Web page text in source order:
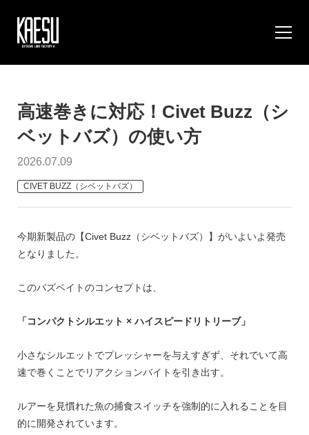
高速巻きに対応！Civet Buzz（シ
ベットバズ）の使い方
2026.07.09
CIVET BUZZ（シベットバズ）
今期新製品の【Civet Buzz（シベットバズ）】がいよいよ発売
となりました。
このバズベイトのコンセプトは、
「コンパクトシルエット × ハイスピードリトリーブ」
小さなシルエットでプレッシャーを与えすぎず、それでいて高
速で巻くことでリアクションバイトを引き出す。
ルアーを見慣れた魚の捕食スイッチを強制的に入れることを目
的に開発されています。